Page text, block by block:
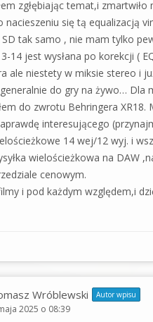
zgłębiając temat,i
się tą equalizacją
tak samo , nie mam tylko
14 jest wysłana po korekcji (
ale niestety w miksie stereo i
do gry na żywo… Dla
do zwrotu Behringera
interesującego
14 wej/12 wyj. i
wielościeżkowa na DAW
cenowym.
i pod każdym względem,i
Wróblewski Autor wpisu
2025 o 08:39